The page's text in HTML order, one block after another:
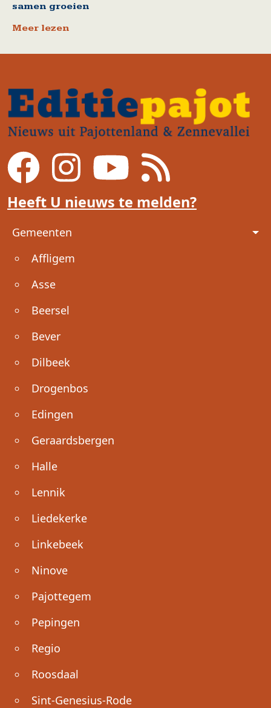
samen groeien
Meer lezen
Heeft U nieuws te melden?
Voet
Gemeenten
Affligem
Asse
Beersel
Bever
Dilbeek
Drogenbos
Edingen
Geraardsbergen
Halle
Lennik
Liedekerke
Linkebeek
Ninove
Pajottegem
Pepingen
Regio
Roosdaal
Sint-Genesius-Rode